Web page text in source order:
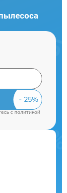
c политикой